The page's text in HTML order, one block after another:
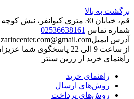
برگشت به بالا
قم، خیابان 30 متری کیوانفر، نبش کوچه 15، سمت چپ
شماره تماس 02536638161
آدرس ایمیلzarincenter.com@gmail.com
از ساعت 9 الی 22 پاسخگوی شما عزیزان هستیم.
راهنمای خرید از زرین سنتر
راهنمای خرید
روش‌های ارسال
روش‌های پرداخت